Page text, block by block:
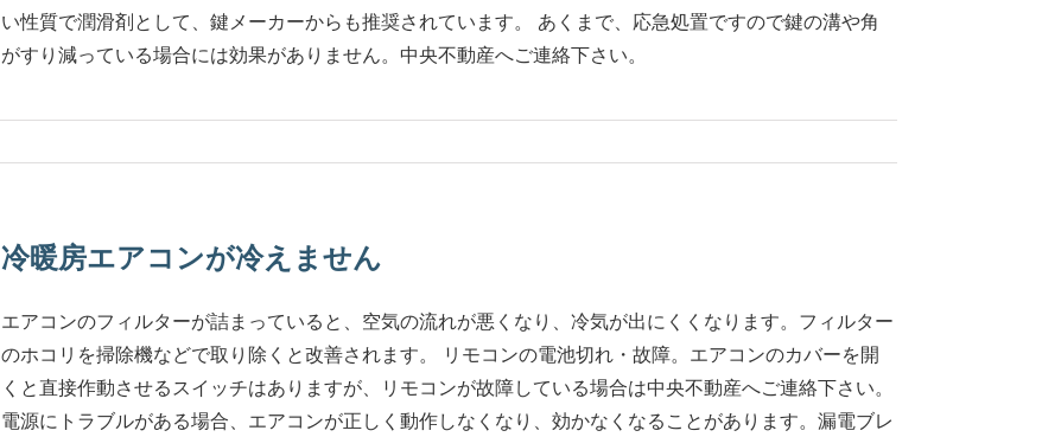
い性質で潤滑剤として、鍵メーカーからも推奨されています。 あくまで、応急処置ですので鍵の溝や角
がすり減っている場合には効果がありません。中央不動産へご連絡下さい。
冷暖房エアコンが冷えません
エアコンのフィルターが詰まっていると、空気の流れが悪くなり、冷気が出にくくなります。フィルター
のホコリを掃除機などで取り除くと改善されます。 リモコンの電池切れ・故障。エアコンのカバーを開
くと直接作動させるスイッチはありますが、リモコンが故障している場合は中央不動産へご連絡下さい。
電源にトラブルがある場合、エアコンが正しく動作しなくなり、効かなくなることがあります。漏電ブレ